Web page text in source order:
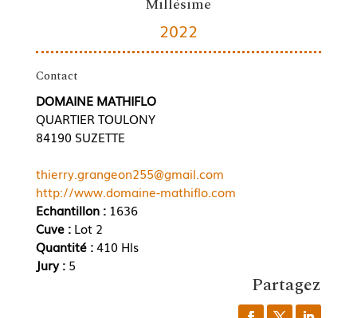
Millésime
2022
Contact
DOMAINE MATHIFLO
QUARTIER TOULONY
84190 SUZETTE
thierry.grangeon255@gmail.com
http://www.domaine-mathiflo.com
Echantillon :1636
Cuve : Lot 2
Quantité :410 Hls
Jury : 5
Partagez